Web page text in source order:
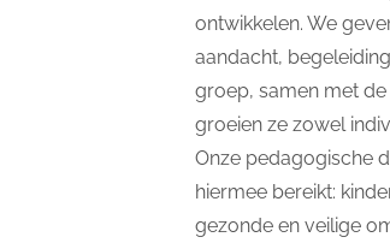
ontwikkelen. We
aandacht,
groep, samen met
groeien ze zowel
Onze pedagogische
hiermee bereikt:
gezonde en veilige